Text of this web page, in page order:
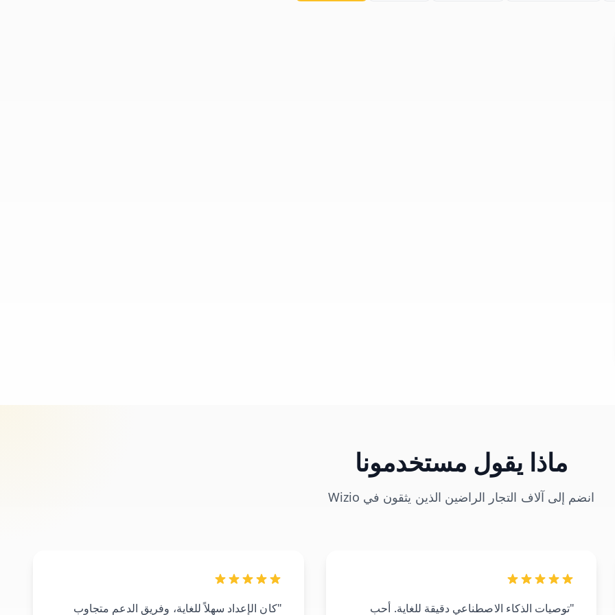
ماذا يقول مستخدمونا
انضم إلى آلاف التجار الراضين الذين يثقون في Wizio
"توصيات الذكاء الاصطناعي دقيقة للغاية. أحب "كان الإعداد سهلاً للغاية، وفريق الدعم متجاوب